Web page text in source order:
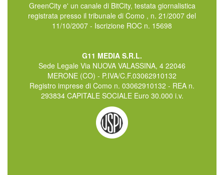
GreenCity e' un canale di BitCity, testata giornalistica
registrata presso il tribunale di Como , n. 21/2007 del
11/10/2007 - Iscrizione ROC n. 15698
G11 MEDIA S.R.L.
Sede Legale Via NUOVA VALASSINA, 4 22046
MERONE (CO) - P.IVA/C.F.03062910132
Registro imprese di Como n. 03062910132 - REA n.
293834 CAPITALE SOCIALE Euro 30.000 i.v.